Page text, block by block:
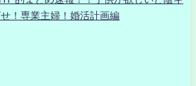
！専業主婦！婚活計画編